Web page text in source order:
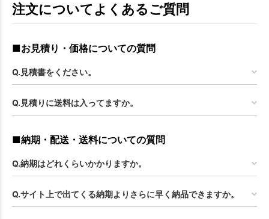
注文についてよくあるご質問
■お見積り・価格についての質問
Q.見積書をください。
Q.見積りに送料は入ってますか。
■納期・配送・送料についての質問
Q.納期はどれくらいかかりますか。
Q.サイト上で出てくる納期よりさらに早く納品できますか。